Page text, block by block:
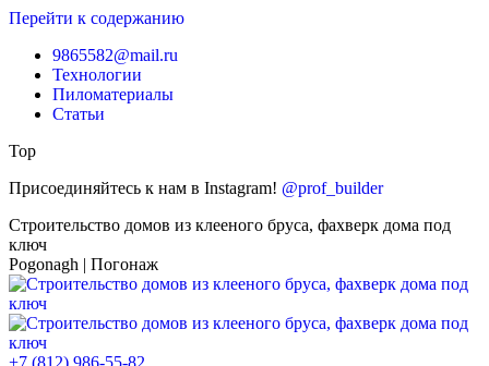
Перейти к содержанию
9865582@mail.ru
Технологии
Пиломатериалы
Статьи
Top
Присоединяйтесь к нам в Instagram! @prof_builder
Строительство домов из клееного бруса, фахверк дома под
ключ
Pogonagh | Погонаж
+7 (812) 986-55-82